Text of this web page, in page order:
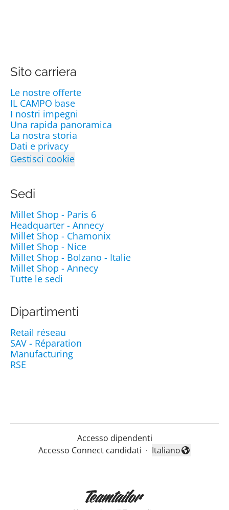
Sito carriera
Le nostre offerte
IL CAMPO base
I nostri impegni
Una rapida panoramica
La nostra storia
Dati e privacy
Gestisci cookie
Sedi
Millet Shop - Paris 6
Headquarter - Annecy
Millet Shop - Chamonix
Millet Shop - Nice
Millet Shop - Bolzano - Italie
Millet Shop - Annecy
Tutte le sedi
Dipartimenti
Retail réseau
SAV - Réparation
Manufacturing
RSE
Accesso dipendenti
Accesso Connect candidati · Cambia lingua
Italiano